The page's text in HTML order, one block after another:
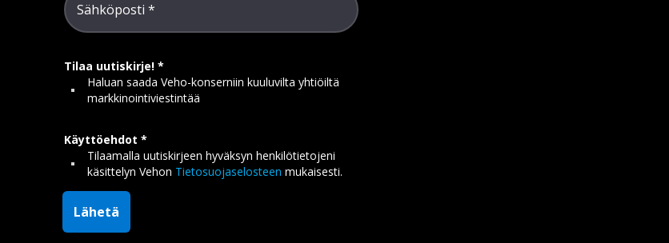
Sähköposti
Tilaa uutiskirje!
Haluan saada Veho-konserniin kuuluvilta yhtiöiltä
markkinointiviestintää
Käyttöehdot
Tilaamalla uutiskirjeen hyväksyn henkilötietojeni
käsittelyn Vehon Tietosuojaselosteen mukaisesti.
Lähetä